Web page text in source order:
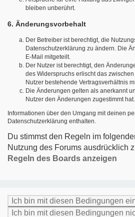
bleiben unberührt.
6. Änderungsvorbehalt
Der Betreiber ist berechtigt, die
Datenschutzerklärung zu ändern. Die
E-Mail mitgeteilt.
Der Nutzer ist berechtigt, den
des Widerspruchs erlischt das
Nutzer bestehende Vertragsverhältnis
Die Änderungen gelten als anerkannt
Nutzer den Änderungen zugestimmt hat.
Informationen über den Umgang mit deinen
Datenschutzerklärung enthalten.
Du stimmst den Regeln im
Nutzung des Forums ausdrücklich
Regeln des Boards anzeigen